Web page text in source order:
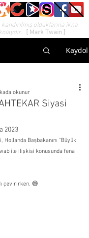
olduklarına ikna
[ Mark Twain ]
Kaydol
Siyasi
okunur
2023
Başbakanını "Büyük
ile ilişkisi konusunda fena
çevirirken. 😅